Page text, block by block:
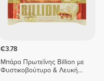
€3.78
Μπάρα Πρωτεΐνης Billion με
Φυστικοβούτυρο & Λευκή